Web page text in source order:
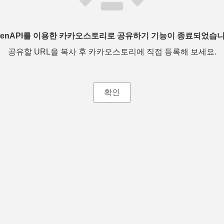
를 이용한 카카오스토리로 공유하기 기능이 종료되었습
공유할 URL을 복사 후 카카오스토리에 직접 등록해 보세요.
확인